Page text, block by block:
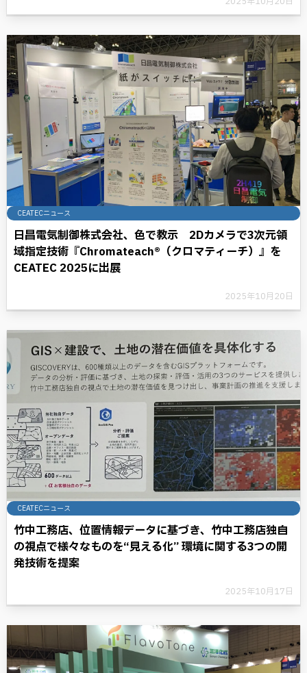
CEATECニュース
日昌電気制御株式会社、色で教示 2Dカメラで3次元領
域指定技術『Chromateach®（クロマティーチ）』を
CEATEC 2025に出展
2025年10月20日
CEATECニュース
竹中工務店、位置情報データに基づき、竹中工務店独自
の視点で様々なものを“見える化” 環境に関する3つの開
発技術を提案
2025年10月17日